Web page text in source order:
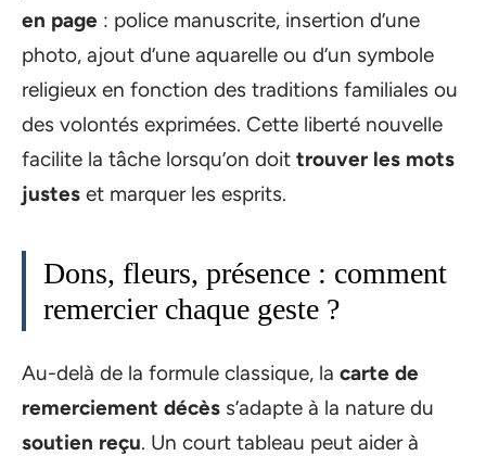
en page : police manuscrite, insertion d’une
photo, ajout d’une aquarelle ou d’un symbole
religieux en fonction des traditions familiales ou
des volontés exprimées. Cette liberté nouvelle
facilite la tâche lorsqu’on doit trouver les mots
justes et marquer les esprits.
Dons, fleurs, présence : comment
remercier chaque geste ?
Au-delà de la formule classique, la carte de
remerciement décès s’adapte à la nature du
soutien reçu. Un court tableau peut aider à